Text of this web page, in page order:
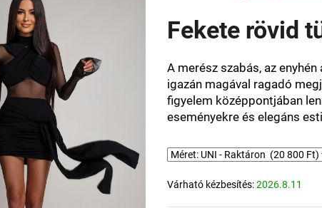
átlagos
értékelése
0,0
csillag.
Fekete rövid
A merész szabás, az
igazán magával ragadó
figyelem középpontjában
eseményekre és elegáns
Várható kézbesítés:2026.8.11
KERESÉS
Ajánljuk